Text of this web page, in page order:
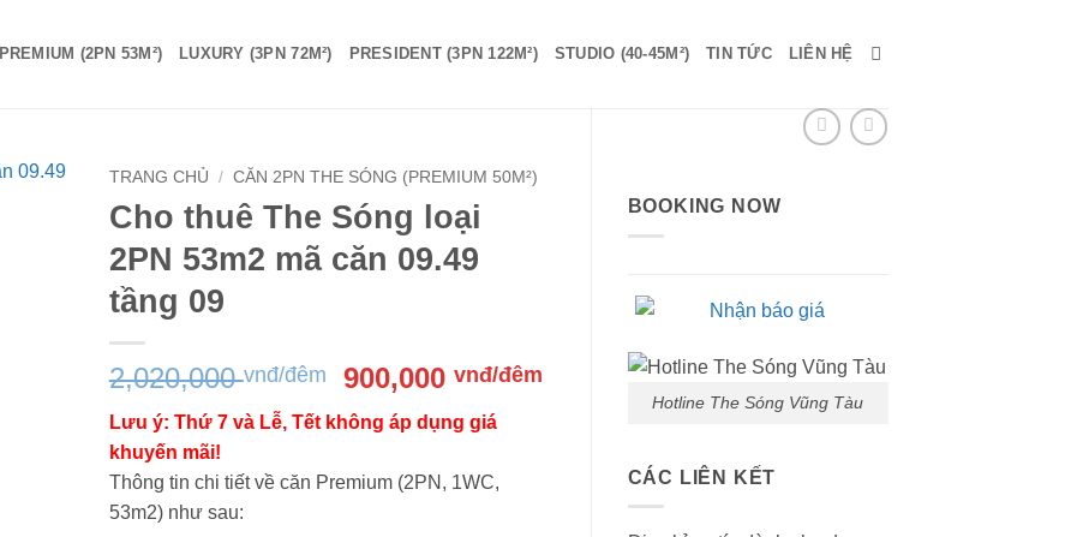
PREMIUM (2PN 53M²) LUXURY (3PN 72M²) PRESIDENT (3PN 122M²) STUDIO (40-45M²) TIN TỨC LIÊN HỆ
BOOKING NOW
Hotline The Sóng Vũng Tàu
CÁC LIÊN KẾT
TRANG CHỦ / CĂN 2PN THE SÓNG (PREMIUM 50M²)
Cho thuê The Sóng loại
2PN 53m2 mã căn 09.49
tầng 09
2,020,000vnđ/đêm
Giá
gốc
là:
đêm.
900,000 vnđ/đêmGiá
900,000 vnđ/
Lưu ý: Thứ 7 và Lễ, Tết không áp dụng giá
khuyến mãi!
Thông tin chi tiết về căn Premium (2PN, 1WC,
53m2) như sau: